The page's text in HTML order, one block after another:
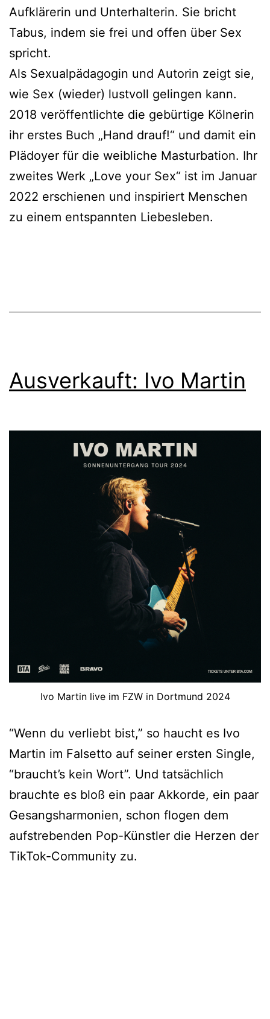
Aufklärerin und Unterhalterin. Sie bricht
Tabus, indem sie frei und offen über Sex
spricht.
Als Sexualpädagogin und Autorin zeigt sie,
wie Sex (wieder) lustvoll gelingen kann.
2018 veröffentlichte die gebürtige Kölnerin
ihr erstes Buch „Hand drauf!“ und damit ein
Plädoyer für die weibliche Masturbation. Ihr
zweites Werk „Love your Sex“ ist im Januar
2022 erschienen und inspiriert Menschen
zu einem entspannten Liebesleben.
Ausverkauft: Ivo Martin
Ivo Martin live im FZW in Dortmund 2024
“Wenn du verliebt bist,” so haucht es Ivo
Martin im Falsetto auf seiner ersten Single,
“braucht’s kein Wort”. Und tatsächlich
brauchte es bloß ein paar Akkorde, ein paar
Gesangsharmonien, schon flogen dem
aufstrebenden Pop-Künstler die Herzen der
TikTok-Community zu.